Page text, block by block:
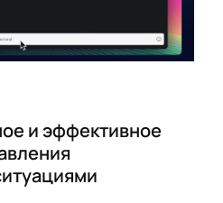
и эффективное